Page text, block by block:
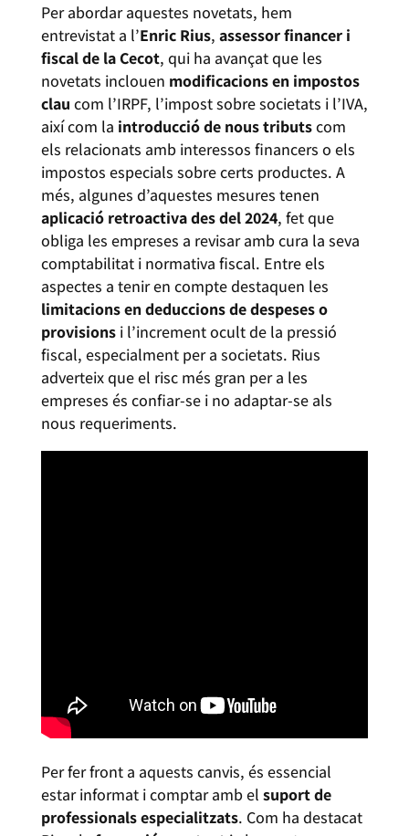
Per abordar aquestes novetats, hem
entrevistat a l’Enric Rius, assessor financer i
fiscal de la Cecot, qui ha avançat que les
novetats inclouen modificacions en impostos
clau com l’IRPF, l’impost sobre societats i l’IVA,
així com la introducció de nous tributscom
els relacionats amb interessos financers o els
impostos especials sobre certs productes. A
més, algunes d’aquestes mesures tenen
aplicació retroactiva des del 2024, fet que
obliga les empreses a revisar amb cura la seva
comptabilitat i normativa fiscal. Entre els
aspectes a tenir en compte destaquen les
limitacions en deduccions de despeses o
provisions i l’increment ocult de la pressió
fiscal, especialment per a societats. Rius
adverteix que el risc més gran per a les
empreses és confiar-se i no adaptar-se als
nous requeriments.
Per fer front a aquests canvis, és essencial
estar informat i comptar amb el suport de
professionals especialitzats. Com ha destacat